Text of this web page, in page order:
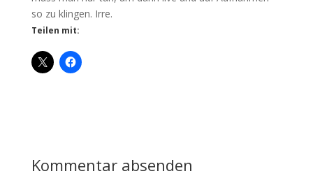
so zu klingen. Irre.
Teilen mit:
Kommentar absenden